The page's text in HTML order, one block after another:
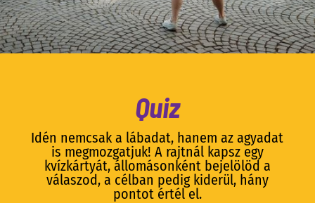
Quiz
Idén nemcsak a lábadat, hanem az agyadat
is megmozgatjuk! A rajtnál kapsz egy
kvízkártyát, állomásonként bejelölöd a
válaszod, a célban pedig kiderül, hány
pontot értél el.